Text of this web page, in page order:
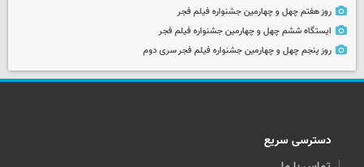
روز هفتم چهل و چهارمین جشنواره فیلم فجر
ایستگاه ششم چهل و چهارمین جشنواره فیلم فجر
روز پنجم چهل و چهارمین جشنواره فیلم فجر سری دوم
دسترسی سریع